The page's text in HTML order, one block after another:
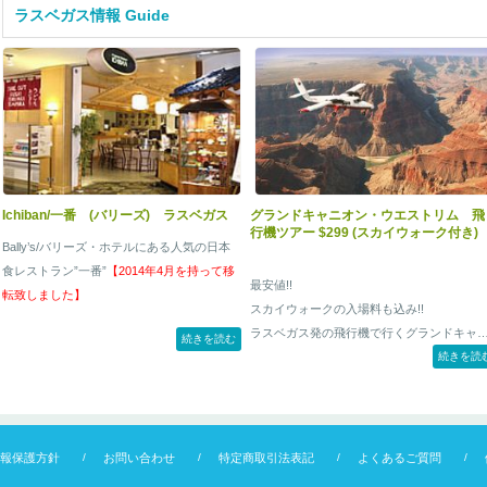
スカイダイビングを体験できます。
ラスベガス情報 Guide
Ichiban/一番 (バリーズ) ラスベガス
Bally’s/バリーズ・ホテルにある人気の日本
食レストラン”一番” 【2014年4月を持って移
転致しました】
続きを読む
グランドキャニオン・ウエストリム 飛
行機ツアー $299 (スカイウォーク付き)
最安値!!
スカイウォークの入場料も込み!!
ラスベガス発の飛行機で行くグランドキャ
オン・ウエストリムの日帰りツアー！ ラス
題なし！
続きを読
保護方針 お問い合わせ 特定商取引法表記 よくあるご質問